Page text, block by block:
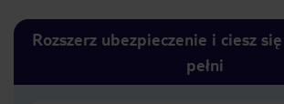
Rozszerz ubezpieczenie i ciesz
pełni